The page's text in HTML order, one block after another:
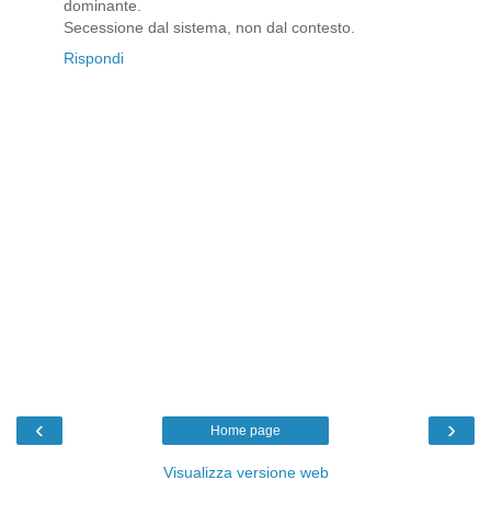
dominante.
Secessione dal sistema, non dal contesto.
Rispondi
‹ ›
Home page
Visualizza versione web